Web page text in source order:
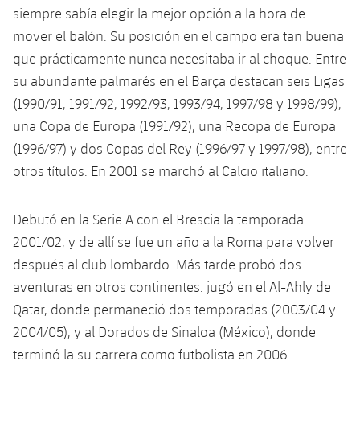
siempre sabía elegir la mejor opción a la hora de
mover el balón. Su posición en el campo era tan buena
que prácticamente nunca necesitaba ir al choque. Entre
su abundante palmarés en el Barça destacan seis Ligas
(1990/91, 1991/92, 1992/93, 1993/94, 1997/98 y 1998/99),
una Copa de Europa (1991/92), una Recopa de Europa
(1996/97) y dos Copas del Rey (1996/97 y 1997/98), entre
otros títulos. En 2001 se marchó al Calcio italiano.
Debutó en la Serie A con el Brescia la temporada
2001/02, y de allí se fue un año a la Roma para volver
después al club lombardo. Más tarde probó dos
aventuras en otros continentes: jugó en el Al-Ahly de
Qatar, donde permaneció dos temporadas (2003/04 y
2004/05), y al Dorados de Sinaloa (México), donde
terminó la su carrera como futbolista en 2006.